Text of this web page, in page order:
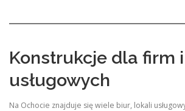
Konstrukcje dla firm
usługowych
Na Ochocie znajduje się wiele biur, lokali